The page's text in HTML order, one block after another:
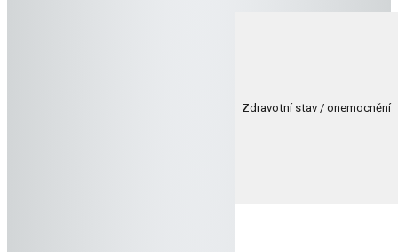
Zdravotní stav / onemocnění